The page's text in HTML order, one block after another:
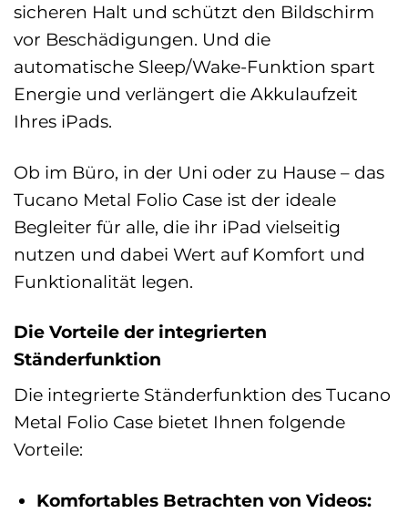
sicheren Halt und schützt den Bildschirm
vor Beschädigungen. Und die
automatische Sleep/Wake-Funktion spart
Energie und verlängert die Akkulaufzeit
Ihres iPads.
Ob im Büro, in der Uni oder zu Hause – das
Tucano Metal Folio Case ist der ideale
Begleiter für alle, die ihr iPad vielseitig
nutzen und dabei Wert auf Komfort und
Funktionalität legen.
Die Vorteile der integrierten
Ständerfunktion
Die integrierte Ständerfunktion des Tucano
Metal Folio Case bietet Ihnen folgende
Vorteile:
Komfortables Betrachten von Videos: